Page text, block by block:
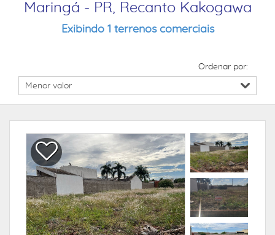
Maringá - PR, Recanto Kakogawa
Exibindo 1 terrenos comerciais
Ordenar por: